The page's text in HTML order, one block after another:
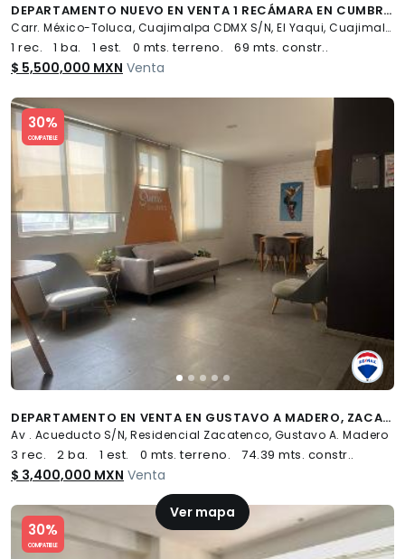
DEPARTAMENTO NUEVO EN VENTA 1 RECÁMARA EN CUMBRES DE SANTA FE CDMX RDV230710-MN - (34)
Carr. México-Toluca, Cuajimalpa CDMX S/N, El Yaqui, Cuajimalpa de Morelos
1 rec. 1 ba. 1 est. 0 mts. terreno. 69 mts. constr..
$ 5,500,000 MXN Venta
30%
COMPATIBLE
Slide 1 of 5
DEPARTAMENTO EN VENTA EN GUSTAVO A MADERO, ZACATENCO - (34)
Av . Acueducto S/N, Residencial Zacatenco, Gustavo A. Madero
3 rec. 2 ba. 1 est. 0 mts. terreno. 74.39 mts. constr..
$ 3,400,000 MXN Venta
30%
COMPATIBLE
Slide 1 of 5 Ver mapa